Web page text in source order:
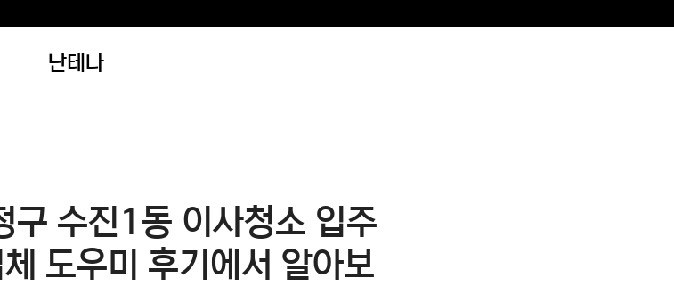
난테나
구 수진1동 이사청소 입주
도우미 후기에서 알아보